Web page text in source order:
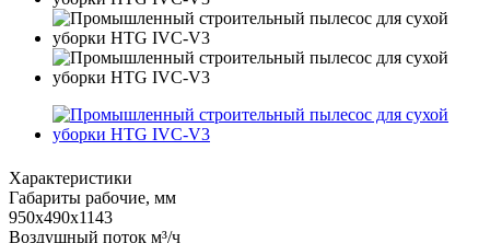
Характеристики
Габариты рабочие, мм
950х490х1143
Воздушный поток м³/ч